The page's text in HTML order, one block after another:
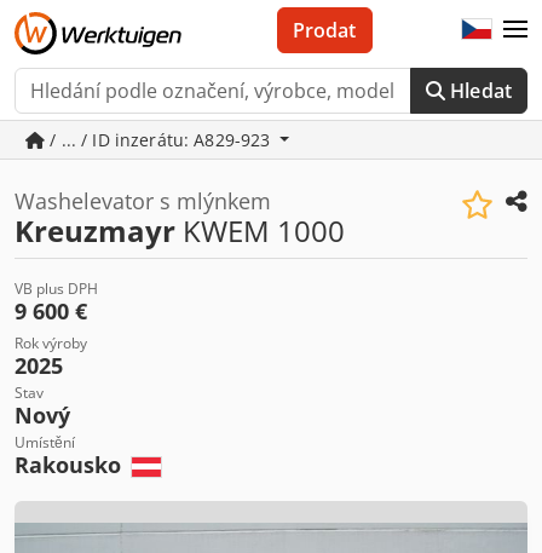
Hledat
Prodat
/ ... / ID inzerátu: A829-923
Washelevator s mlýnkem
Kreuzmayr KWEM 1000
VB plus DPH
9 600 €
Rok výroby
2025
Stav
Nový
Umístění
Rakousko